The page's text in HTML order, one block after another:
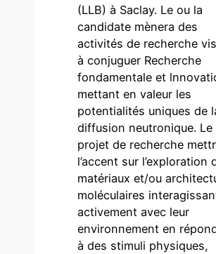
(LLB) à Saclay. Le ou la
candidate mènera des
activités de recherche
à conjuguer Recherche
fondamentale et
mettant en valeur les
potentialités uniques de
diffusion neutronique. Le
projet de recherche
l’accent sur l’exploration
matériaux et/ou
moléculaires
activement avec leur
environnement en
à des stimuli physiques,